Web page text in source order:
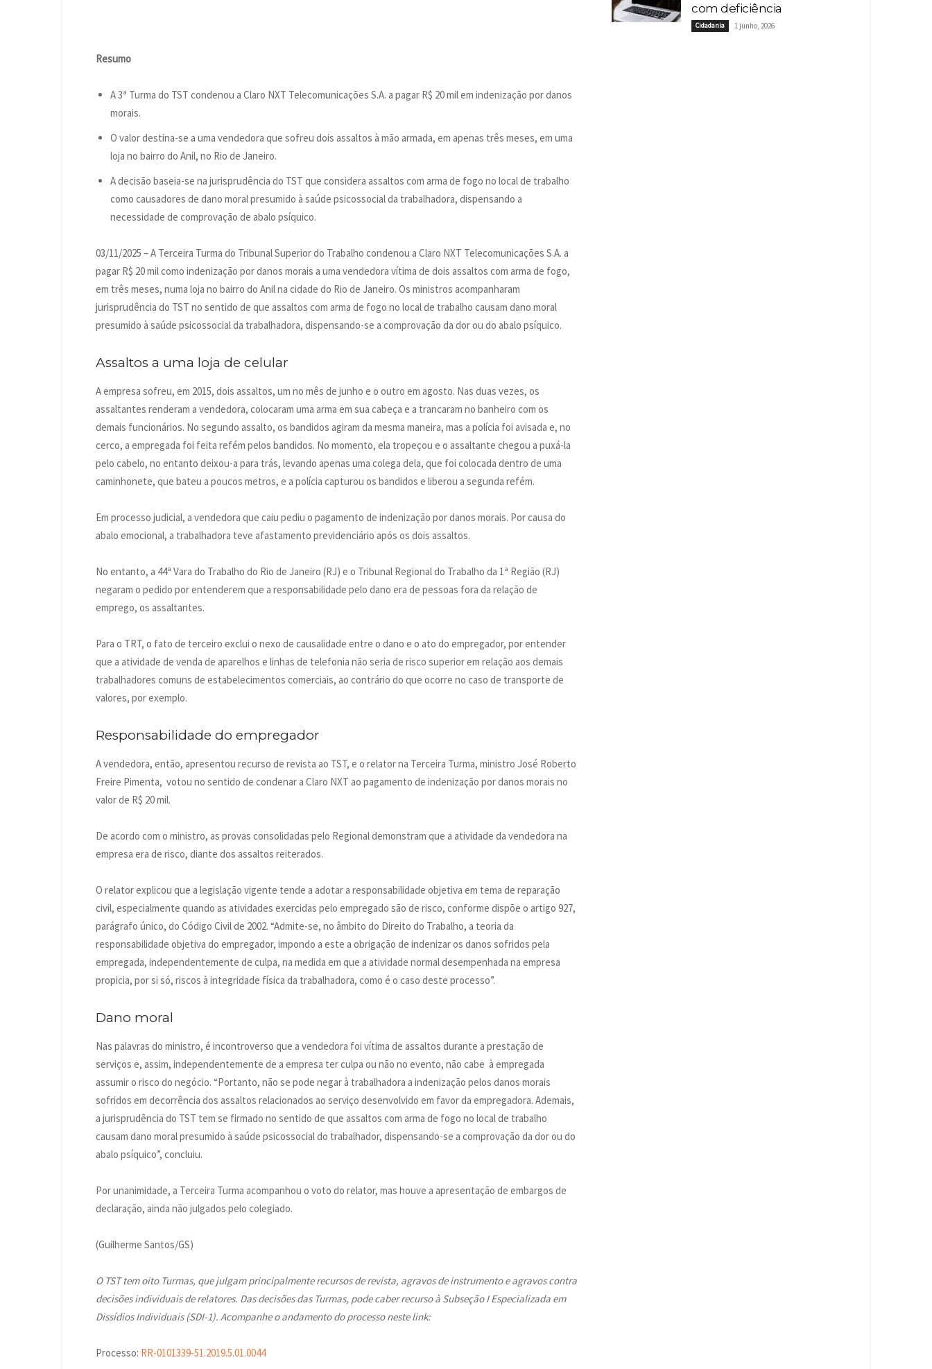
Resumo
A 3ª Turma do TST condenou a Claro NXT Telecomunicações S.A. a pagar R$ 20 mil em indenização por danos
morais.
O valor destina-se a uma vendedora que sofreu dois assaltos à mão armada, em apenas três meses, em uma
loja no bairro do Anil, no Rio de Janeiro.
A decisão baseia-se na jurisprudência do TST que considera assaltos com arma de fogo no local de trabalho
como causadores de dano moral presumido à saúde psicossocial da trabalhadora, dispensando a
necessidade de comprovação de abalo psíquico.
03/11/2025 – A Terceira Turma do Tribunal Superior do Trabalho condenou a Claro NXT Telecomunicações S.A. a
pagar R$ 20 mil como indenização por danos morais a uma vendedora vítima de dois assaltos com arma de fogo,
em três meses, numa loja no bairro do Anil na cidade do Rio de Janeiro. Os ministros acompanharam
jurisprudência do TST no sentido de que assaltos com arma de fogo no local de trabalho causam dano moral
presumido à saúde psicossocial da trabalhadora, dispensando-se a comprovação da dor ou do abalo psíquico.
Assaltos a uma loja de celular
A empresa sofreu, em 2015, dois assaltos, um no mês de junho e o outro em agosto. Nas duas vezes, os
assaltantes renderam a vendedora, colocaram uma arma em sua cabeça e a trancaram no banheiro com os
demais funcionários. No segundo assalto, os bandidos agiram da mesma maneira, mas a polícia foi avisada e, no
cerco, a empregada foi feita refém pelos bandidos. No momento, ela tropeçou e o assaltante chegou a puxá-la
pelo cabelo, no entanto deixou-a para trás, levando apenas uma colega dela, que foi colocada dentro de uma
caminhonete, que bateu a poucos metros, e a polícia capturou os bandidos e liberou a segunda refém.
Em processo judicial, a vendedora que caiu pediu o pagamento de indenização por danos morais. Por causa do
abalo emocional, a trabalhadora teve afastamento previdenciário após os dois assaltos.
No entanto, a 44ª Vara do Trabalho do Rio de Janeiro (RJ) e o Tribunal Regional do Trabalho da 1ª Região (RJ)
negaram o pedido por entenderem que a responsabilidade pelo dano era de pessoas fora da relação de
emprego, os assaltantes.
Para o TRT, o fato de terceiro exclui o nexo de causalidade entre o dano e o ato do empregador, por entender
que a atividade de venda de aparelhos e linhas de telefonia não seria de risco superior em relação aos demais
trabalhadores comuns de estabelecimentos comerciais, ao contrário do que ocorre no caso de transporte de
valores, por exemplo.
Responsabilidade do empregador
A vendedora, então, apresentou recurso de revista ao TST, e o relator na Terceira Turma, ministro José Roberto
Freire Pimenta, votou no sentido de condenar a Claro NXT ao pagamento de indenização por danos morais no
valor de R$ 20 mil.
De acordo com o ministro, as provas consolidadas pelo Regional demonstram que a atividade da vendedora na
empresa era de risco, diante dos assaltos reiterados.
O relator explicou que a legislação vigente tende a adotar a responsabilidade objetiva em tema de reparação
civil, especialmente quando as atividades exercidas pelo empregado são de risco, conforme dispõe o artigo 927,
parágrafo único, do Código Civil de 2002. “Admite-se, no âmbito do Direito do Trabalho, a teoria da
responsabilidade objetiva do empregador, impondo a este a obrigação de indenizar os danos sofridos pela
empregada, independentemente de culpa, na medida em que a atividade normal desempenhada na empresa
propicia, por si só, riscos à integridade física da trabalhadora, como é o caso deste processo”.
Dano moral
Nas palavras do ministro, é incontroverso que a vendedora foi vítima de assaltos durante a prestação de
serviços e, assim, independentemente de a empresa ter culpa ou não no evento, não cabe à empregada
assumir o risco do negócio. “Portanto, não se pode negar à trabalhadora a indenização pelos danos morais
sofridos em decorrência dos assaltos relacionados ao serviço desenvolvido em favor da empregadora. Ademais,
a jurisprudência do TST tem se firmado no sentido de que assaltos com arma de fogo no local de trabalho
causam dano moral presumido à saúde psicossocial do trabalhador, dispensando-se a comprovação da dor ou do
abalo psíquico”, concluiu.
Por unanimidade, a Terceira Turma acompanhou o voto do relator, mas houve a apresentação de embargos de
declaração, ainda não julgados pelo colegiado.
(Guilherme Santos/GS)
O TST tem oito Turmas, que julgam principalmente recursos de revista, agravos de instrumento e agravos contra
decisões individuais de relatores. Das decisões das Turmas, pode caber recurso à Subseção I Especializada em
Dissídios Individuais (SDI-1). Acompanhe o andamento do processo neste link:
Processo: RR-0101339-51.2019.5.01.0044
com deficiência
Cidadania 1 junho, 2026